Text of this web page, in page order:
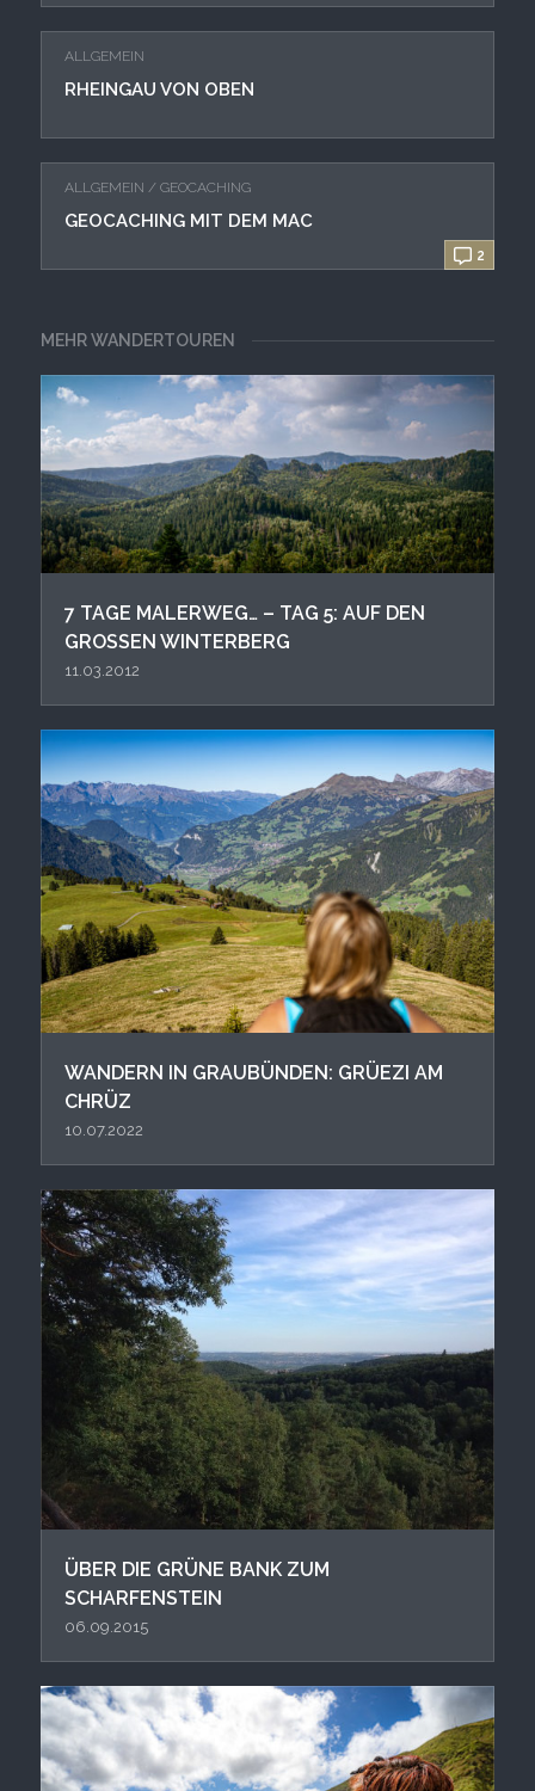
ALLGEMEIN
RHEINGAU VON OBEN
2
ALLGEMEIN / GEOCACHING
GEOCACHING MIT DEM MAC
MEHR WANDERTOUREN
7 TAGE MALERWEG… – TAG 5: AUF DEN
GROSSEN WINTERBERG
11.03.2012
WANDERN IN GRAUBÜNDEN: GRÜEZI AM
CHRÜZ
10.07.2022
ÜBER DIE GRÜNE BANK ZUM
SCHARFENSTEIN
06.09.2015